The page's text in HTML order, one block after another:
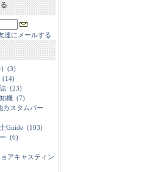
達にメールする
(3)
(14)
(23)
機 (7)
カスタムパー
Guide (103)
(6)
アキャスティン